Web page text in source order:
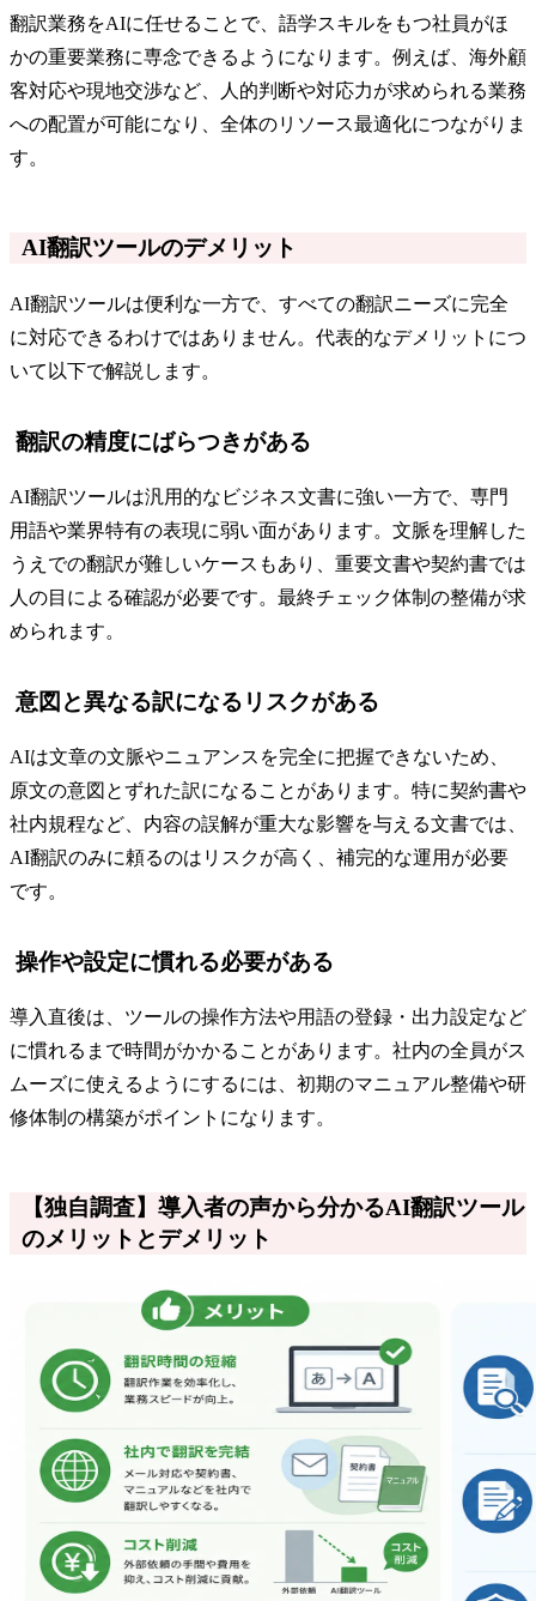
翻訳業務をAIに任せることで、語学スキルをもつ社員がほ
かの重要業務に専念できるようになります。例えば、海外顧
客対応や現地交渉など、人的判断や対応力が求められる業務
への配置が可能になり、全体のリソース最適化につながりま
す。
AI翻訳ツールのデメリット
AI翻訳ツールは便利な一方で、すべての翻訳ニーズに完全
に対応できるわけではありません。代表的なデメリットにつ
いて以下で解説します。
翻訳の精度にばらつきがある
AI翻訳ツールは汎用的なビジネス文書に強い一方で、専門
用語や業界特有の表現に弱い面があります。文脈を理解した
うえでの翻訳が難しいケースもあり、重要文書や契約書では
人の目による確認が必要です。最終チェック体制の整備が求
められます。
意図と異なる訳になるリスクがある
AIは文章の文脈やニュアンスを完全に把握できないため、
原文の意図とずれた訳になることがあります。特に契約書や
社内規程など、内容の誤解が重大な影響を与える文書では、
AI翻訳のみに頼るのはリスクが高く、補完的な運用が必要
です。
操作や設定に慣れる必要がある
導入直後は、ツールの操作方法や用語の登録・出力設定など
に慣れるまで時間がかかることがあります。社内の全員がス
ムーズに使えるようにするには、初期のマニュアル整備や研
修体制の構築がポイントになります。
【独自調査】導入者の声から分かるAI翻訳ツール
のメリットとデメリット